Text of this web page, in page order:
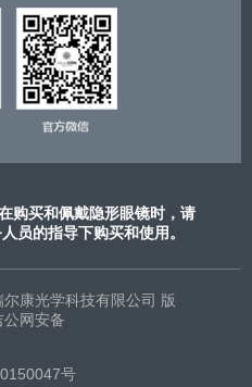
购买和佩戴隐形眼镜时，请
员的指导下购买和使用。
康光学科技有限公司 版
公网安备
号